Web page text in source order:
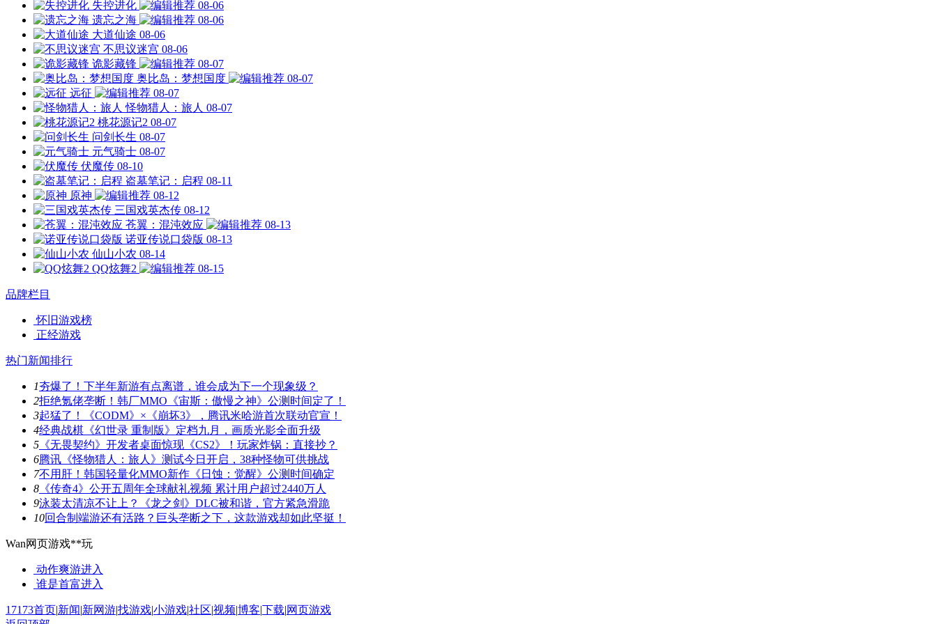
失控进化
08-06
遗忘之海
08-06
大道仙途 08-06
不思议迷宫 08-06
诡影藏锋
08-07
奥比岛：梦想国度
08-07
远征
08-07
怪物猎人：旅人 08-07
桃花源记2 08-07
问剑长生 08-07
元气骑士 08-07
伏魔传 08-10
盗墓笔记：启程 08-11
原神
08-12
三国戏英杰传 08-12
苍翼：混沌效应
08-13
诺亚传说口袋版 08-13
仙山小农 08-14
QQ炫舞2
08-15
品牌栏目
怀旧游戏榜
正经游戏
热门新闻排行
1夯爆了！下半年新游有点离谱，谁会成为下一个现象级？
2拒绝氪佬垄断！韩厂MMO《宙斯：傲慢之神》公测时间定了！
3起猛了！《CODM》×《崩坏3》，腾讯米哈游首次联动官宣！
4经典战棋《幻世录 重制版》定档九月，画质光影全面升级
5 《无畏契约》开发者桌面惊现《CS2》！玩家炸锅：直接抄？
6腾讯《怪物猎人：旅人》测试今日开启，38种怪物可供挑战
7不用肝！韩国轻量化MMO新作《日蚀：觉醒》公测时间确定
8 《传奇4》公开五周年全球献礼视频 累计用户超过2440万人
9泳装太清凉不让上？《龙之剑》DLC被和谐，官方紧急滑跪
10回合制端游还有活路？巨头垄断之下，这款游戏却如此坚挺！
Wan网页游戏**玩
动作爽游进入
谁是首富进入
17173首页|新闻|新网游|找游戏|小游戏|社区|视频|博客|下载|网页游戏